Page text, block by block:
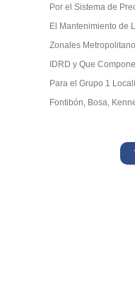
Por el Sistema de
El Mantenimiento de
Zonales
IDRD y Que
Para el Grupo 1
Fontibón, Bosa,